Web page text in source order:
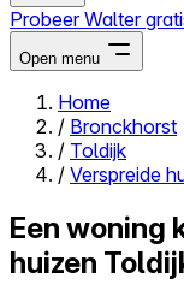
Probeer Walter
Open menu
Close menu
Zelf kopen
Home
/ Bronckhorst
/ Toldijk
/ Verspreide
Een woning
huizen